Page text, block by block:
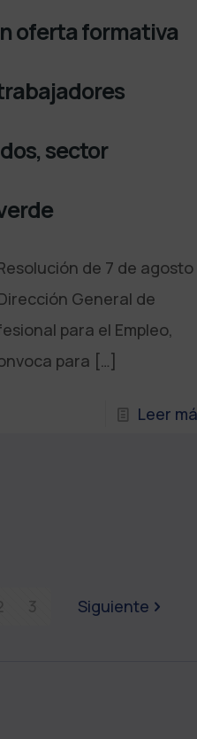
oferta formativa
sector
de 7 de agosto
General de
para el Empleo,
para […]
Leer
3 Siguiente